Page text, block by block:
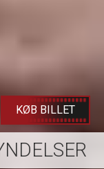
LÆS